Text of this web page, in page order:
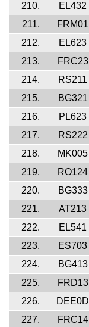
210.
EL432
211.
FRM01
212.
EL623
213.
FRC23
214.
RS211
215.
BG321
216.
PL623
217.
RS222
218.
MK005
219.
RO124
220.
BG333
221.
AT213
222.
EL541
223.
ES703
224.
BG413
225.
FRD13
226.
DEE0D
227.
FRC14